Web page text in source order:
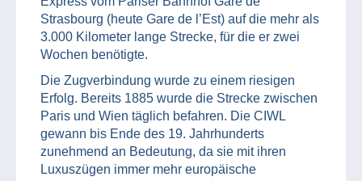
Strasbourg (heute Gare de l’Est) auf die mehr als
3.000 Kilometer lange Strecke, für die er zwei
Wochen benötigte.
Die Zugverbindung wurde zu einem riesigen
Erfolg. Bereits 1885 wurde die Strecke zwischen
Paris und Wien täglich befahren. Die CIWL
gewann bis Ende des 19. Jahrhunderts
zunehmend an Bedeutung, da sie mit ihren
Luxuszügen immer mehr europäische